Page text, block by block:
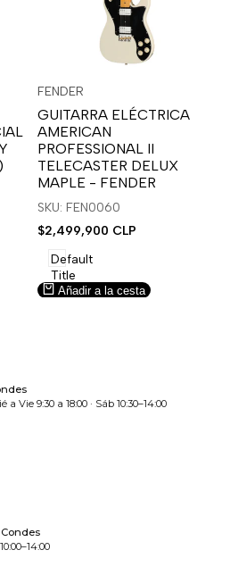
sesión
para
usar
la
lista
deseos.
sesión
para
usar
Compare
Vista
Proveedor:
FENDER
GUITARRA ELÉCTRICA
AMERICAN
PROFESSIONAL II
TELECASTER DELUX
MAPLE - FENDER
SKU: FEN0060
Precio
venta
$2,499,900 CLP
Default
Title
Añadir a la cesta
a Vie 9:30 a 18:00 · Sáb 10:30–14:00